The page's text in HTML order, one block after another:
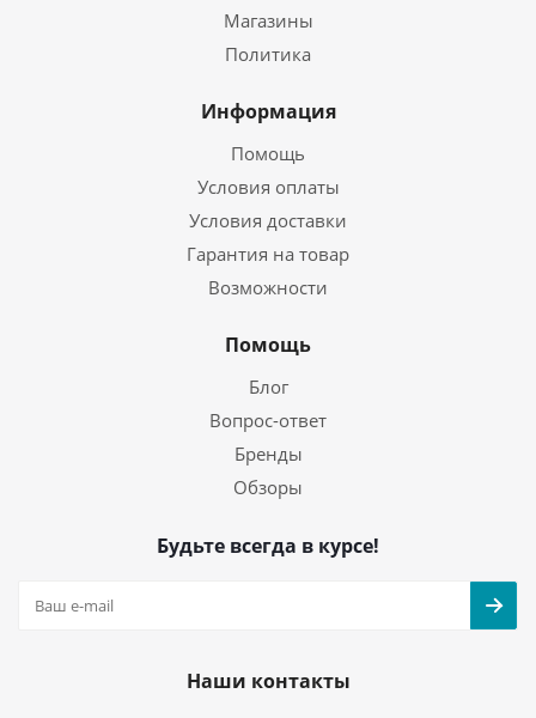
Магазины
Политика
Информация
Помощь
Условия оплаты
Условия доставки
Гарантия на товар
Возможности
Помощь
Блог
Вопрос-ответ
Бренды
Обзоры
Будьте всегда в курсе!
Наши контакты